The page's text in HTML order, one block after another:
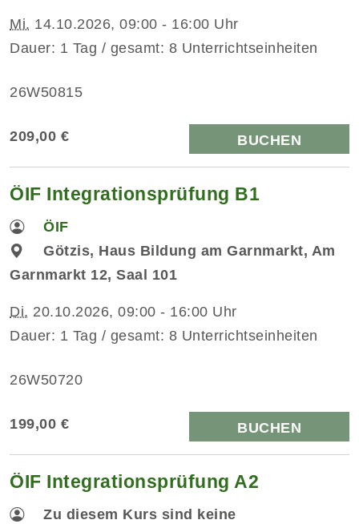
Mi. 14.10.2026, 09:00 - 16:00 Uhr
Dauer: 1 Tag / gesamt: 8 Unterrichtseinheiten
26W50815
209,00 € BUCHEN
ÖIF Integrationsprüfung B1
ÖIF
Götzis, Haus Bildung am Garnmarkt, Am
Garnmarkt 12, Saal 101
Di. 20.10.2026, 09:00 - 16:00 Uhr
Dauer: 1 Tag / gesamt: 8 Unterrichtseinheiten
26W50720
199,00 € BUCHEN
ÖIF Integrationsprüfung A2
Zu diesem Kurs sind keine